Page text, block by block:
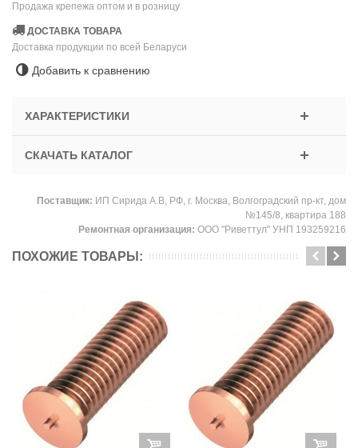
Продажа крепежа оптом и в розницу
ДОСТАВКА ТОВАРА
Доставка продукции по всей Беларуси
Добавить к сравнению
ХАРАКТЕРИСТИКИ
СКАЧАТЬ КАТАЛОГ
Поставщик: ИП Сирида А.В, РФ, г. Москва, Волгоградский пр-кт, дом
№145/8, квартира 188
Ремонтная организация: ООО "Риветтул" УНП 193259216
ПОХОЖИЕ ТОВАРЫ: